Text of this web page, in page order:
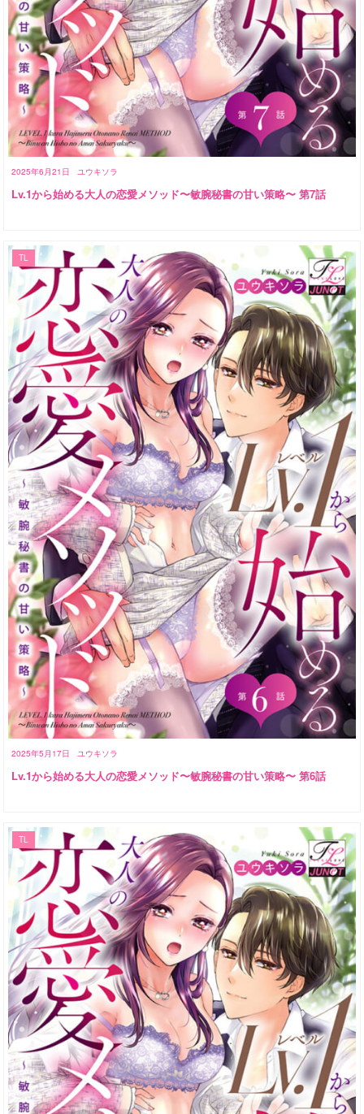
2025年6月21日 ユウキソラ
Lv.1から始める大人の恋愛メソッド〜敏腕秘書の甘い策略〜 第7話
2025年5月17日 ユウキソラ
TL
Lv.1から始める大人の恋愛メソッド〜敏腕秘書の甘い策略〜 第6話
TL